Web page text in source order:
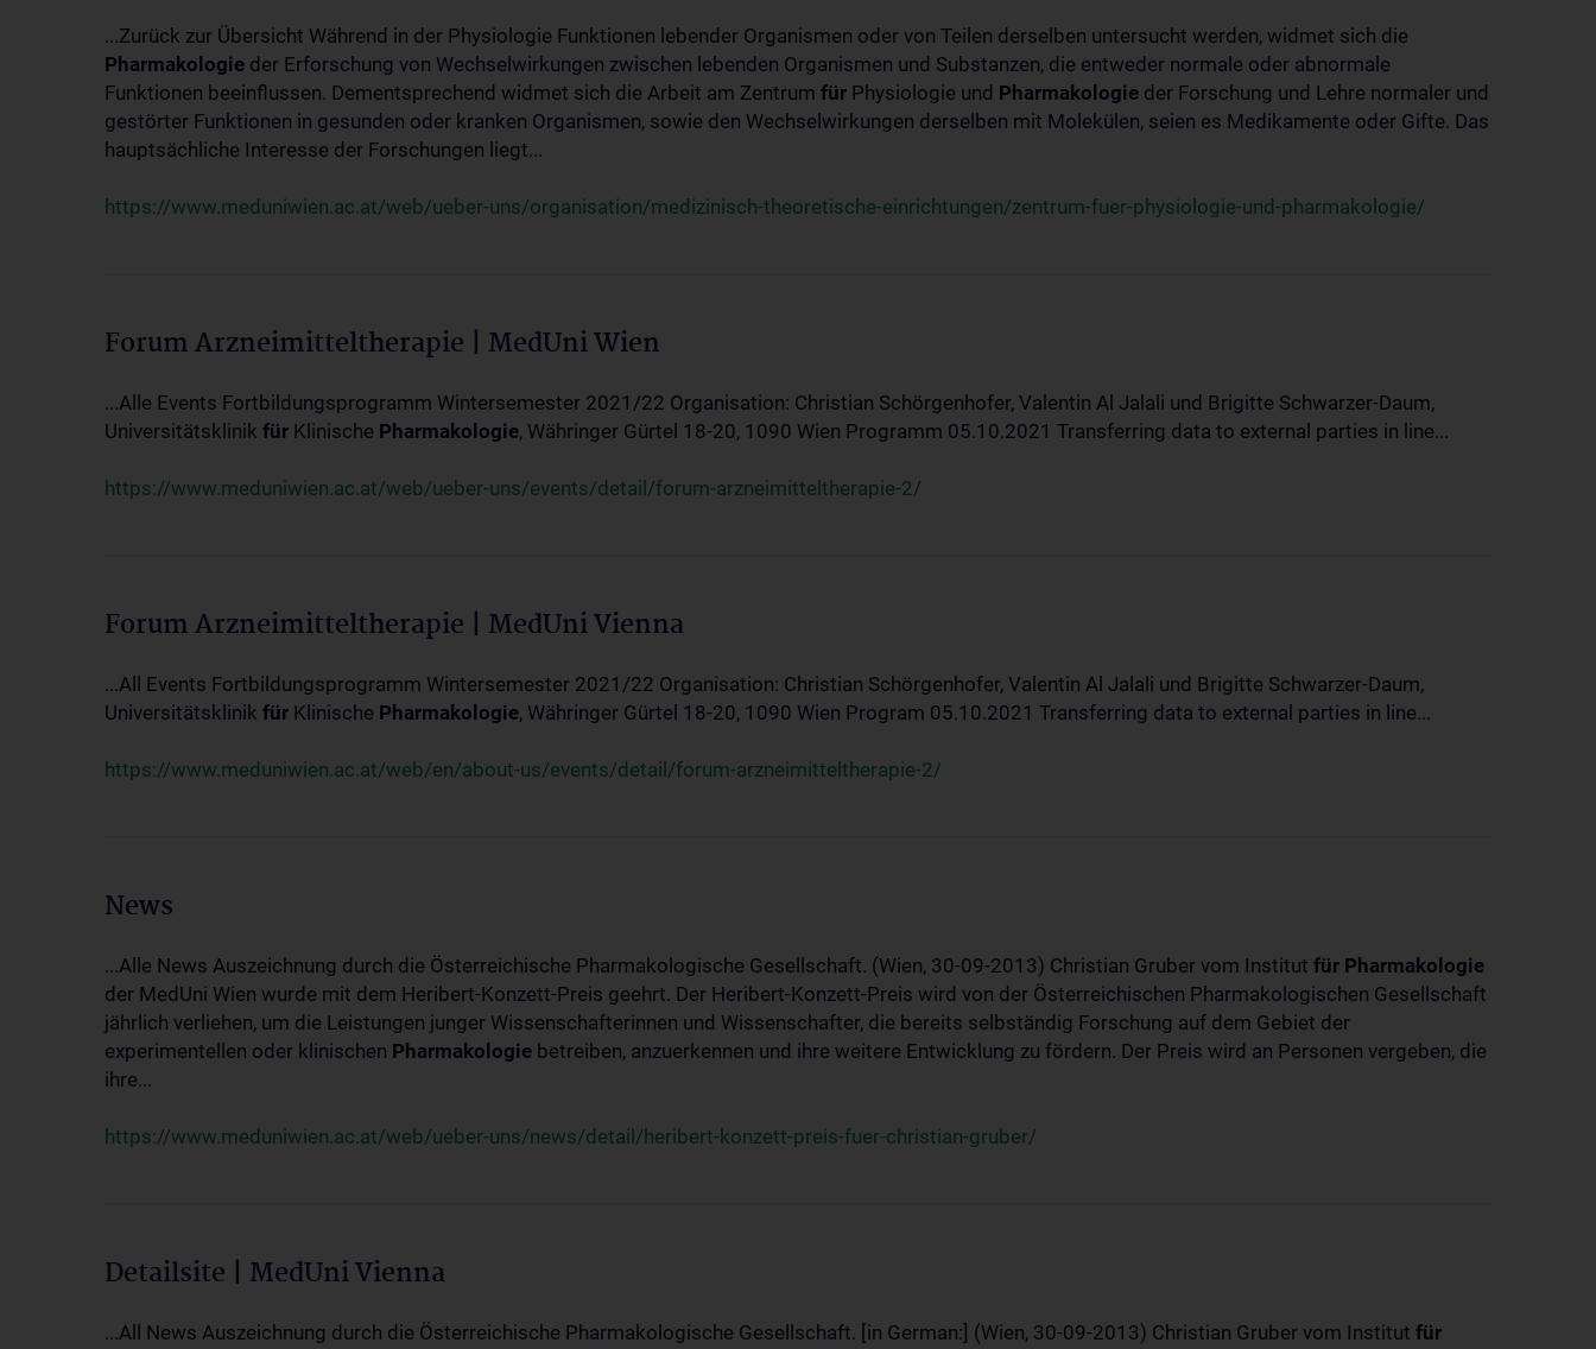
...Zurück zur Übersicht Während in der Physiologie Funktionen lebender Organismen oder von Teilen derselben untersucht werden, widmet sich die
Pharmakologie der Erforschung von Wechselwirkungen zwischen lebenden Organismen und Substanzen, die entweder normale oder abnormale
Funktionen beeinflussen. Dementsprechend widmet sich die Arbeit am Zentrum für Physiologie und Pharmakologie der Forschung und Lehre normaler und
gestörter Funktionen in gesunden oder kranken Organismen, sowie den Wechselwirkungen derselben mit Molekülen, seien es Medikamente oder Gifte. Das
hauptsächliche Interesse der Forschungen liegt...
https://www.meduniwien.ac.at/web/ueber-uns/organisation/medizinisch-theoretische-einrichtungen/zentrum-fuer-physiologie-und-pharmakologie/
Forum Arzneimitteltherapie | MedUni Wien
...Alle Events Fortbildungsprogramm Wintersemester 2021/22 Organisation: Christian Schörgenhofer, Valentin Al Jalali und Brigitte Schwarzer-Daum,
Universitätsklinik für Klinische Pharmakologie, Währinger Gürtel 18-20, 1090 Wien Programm 05.10.2021 Transferring data to external parties in line...
https://www.meduniwien.ac.at/web/ueber-uns/events/detail/forum-arzneimitteltherapie-2/
Forum Arzneimitteltherapie | MedUni Vienna
...All Events Fortbildungsprogramm Wintersemester 2021/22 Organisation: Christian Schörgenhofer, Valentin Al Jalali und Brigitte Schwarzer-Daum,
Universitätsklinik für Klinische Pharmakologie, Währinger Gürtel 18-20, 1090 Wien Program 05.10.2021 Transferring data to external parties in line...
https://www.meduniwien.ac.at/web/en/about-us/events/detail/forum-arzneimitteltherapie-2/
News
...Alle News Auszeichnung durch die Österreichische Pharmakologische Gesellschaft. (Wien, 30-09-2013) Christian Gruber vom Institut für Pharmakologie
der MedUni Wien wurde mit dem Heribert-Konzett-Preis geehrt. Der Heribert-Konzett-Preis wird von der Österreichischen Pharmakologischen Gesellschaft
jährlich verliehen, um die Leistungen junger Wissenschafterinnen und Wissenschafter, die bereits selbständig Forschung auf dem Gebiet der
experimentellen oder klinischen Pharmakologie betreiben, anzuerkennen und ihre weitere Entwicklung zu fördern. Der Preis wird an Personen vergeben, die
ihre...
https://www.meduniwien.ac.at/web/ueber-uns/news/detail/heribert-konzett-preis-fuer-christian-gruber/
Detailsite | MedUni Vienna
...All News Auszeichnung durch die Österreichische Pharmakologische Gesellschaft. [in German:] (Wien, 30-09-2013) Christian Gruber vom Institut für